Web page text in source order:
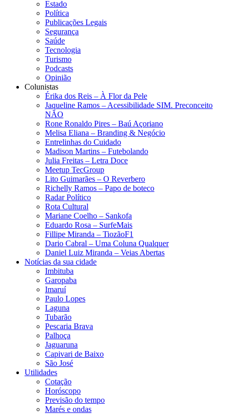
Estado
Política
Publicações Legais
Segurança
Saúde
Tecnologia
Turismo
Podcasts
Opinião
Colunistas
Érika dos Reis​ – À Flor da Pele
Jaqueline Ramos – Acessibilidade SIM. Preconceito
NÃO
Rone Ronaldo Pires – Baú Açoriano
Melisa Eliana – Branding & Negócio
Entrelinhas do Cuidado
Madison Martins – Futebolando
Julia Freitas​ – Letra Doce
Meetup TecGroup
Lito Guimarães – O Reverbero
Richelly Ramos​ – Papo de boteco
Radar Político
Rota Cultural
Mariane Coelho – Sankofa
Eduardo Rosa​ – SurfeMais
Fillipe Miranda – TiozãoF1
Dario Cabral – Uma Coluna Qualquer
Daniel Luiz Miranda – Veias Abertas
Notícias da sua cidade
Imbituba
Garopaba
Imaruí
Paulo Lopes
Laguna
Tubarão
Pescaria Brava
Palhoça
Jaguaruna
Capivari de Baixo
São José
Utilidades
Cotação
Horóscopo
Previsão do tempo
Marés e ondas